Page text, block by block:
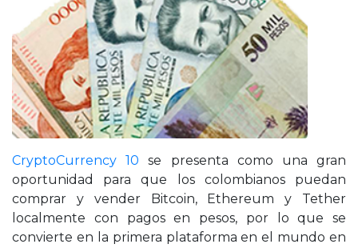
CryptoCurrency 10 se presenta como una gran
oportunidad para que los colombianos puedan
comprar y vender Bitcoin, Ethereum y Tether
localmente con pagos en pesos, por lo que se
convierte en la primera plataforma en el mundo en